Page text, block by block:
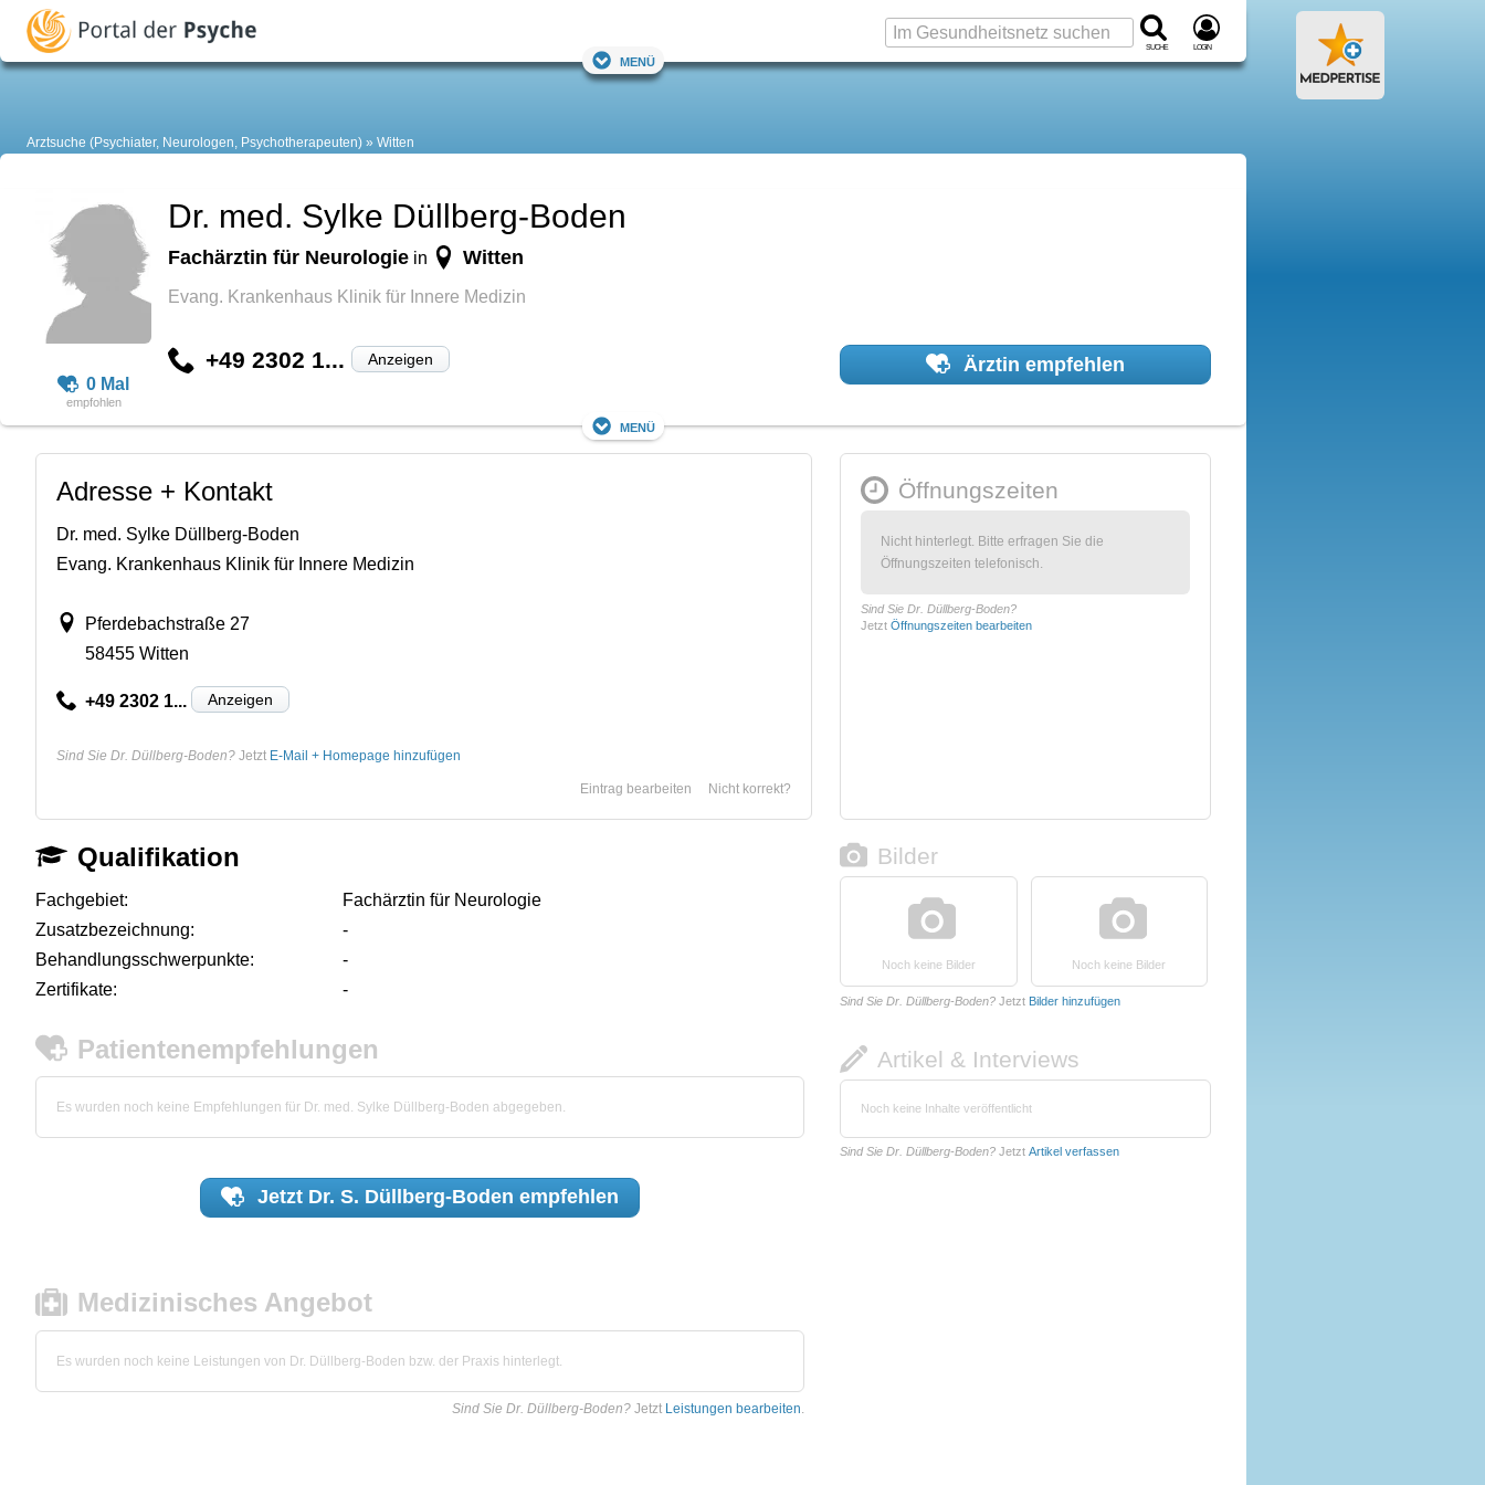
Suche Login
Menü
Arztsuche (Psychiater, Neurologen, Psychotherapeuten) Witten
0 Mal
Dr. med. Sylke Düllberg-Boden
Fachärztin für Neurologie in Witten
Evang. Krankenhaus Klinik für Innere Medizin
+49 2302 1... Anzeigen Ärztin empfehlen
Menü
Adresse + Kontakt
Dr. med. Sylke Düllberg-Boden
Evang. Krankenhaus Klinik für Innere Medizin
Pferdebachstraße 27
58455 Witten
+49 2302 1... Anzeigen
Sind Sie Dr. Düllberg-Boden? Jetzt E-Mail + Homepage hinzufügen
Nicht korrekt?
Eintrag bearbeiten
Öffnungszeiten
Nicht hinterlegt. Bitte erfragen Sie die
Öffnungszeiten telefonisch.
Sind Sie Dr. Düllberg-Boden?
Jetzt Öffnungszeiten bearbeiten
Qualifikation
Fachgebiet:
Fachärztin für Neurologie
Zusatzbezeichnung:
-
Behandlungsschwerpunkte:
-
Zertifikate:
-
Patientenempfehlungen
Es wurden noch keine Empfehlungen für Dr. med. Sylke Düllberg-Boden abgegeben.
Jetzt Dr. S. Düllberg-Boden empfehlen
Medizinisches Angebot
Es wurden noch keine Leistungen von Dr. Düllberg-Boden bzw. der Praxis hinterlegt.
Sind Sie Dr. Düllberg-Boden? Jetzt Leistungen bearbeiten.
Bilder
Noch keine Bilder Noch keine Bilder
Sind Sie Dr. Düllberg-Boden? Jetzt Bilder hinzufügen
Artikel & Interviews
Noch keine Inhalte veröffentlicht
Sind Sie Dr. Düllberg-Boden? Jetzt Artikel verfassen